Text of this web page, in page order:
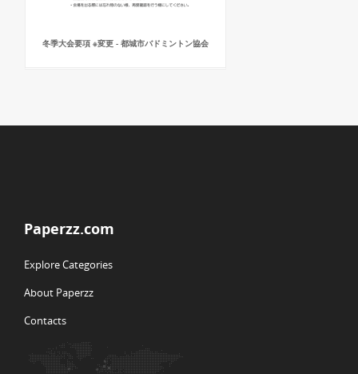
冬季大会要項 ※変更 - 都城市バドミントン協会
Paperzz.com
Explore Categories
About Paperzz
Contacts